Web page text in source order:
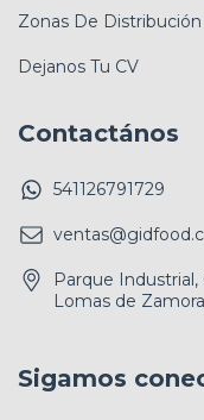
Zonas De Distribución
Dejanos Tu CV
Contactános
541126791729
Parque Industrial,
Lomas de
Sigamos